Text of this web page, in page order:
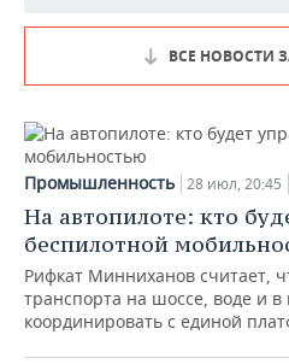
ВСЕ НОВОСТИ
Промышленность 28 июл, 20:45
На автопилоте: кто
беспилотной
Рифкат Минниханов считает,
транспорта на шоссе, воде и в
координировать с единой